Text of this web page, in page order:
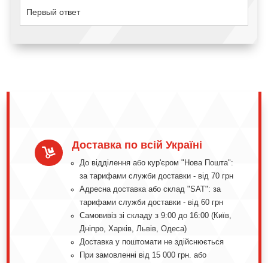
Первый ответ

Доставка по всій Україні
До відділення або кур'єром "Нова Пошта":
за тарифами служби доставки - від 70 грн
Адресна доставка або склад "SAT": за
тарифами служби доставки - від 60 грн
Самовивіз зі складу з 9:00 до 16:00 (Київ,
Дніпро, Харків, Львів, Одеса)
Доставка у поштомати не здійснюється
При замовленні від 15 000 грн. або